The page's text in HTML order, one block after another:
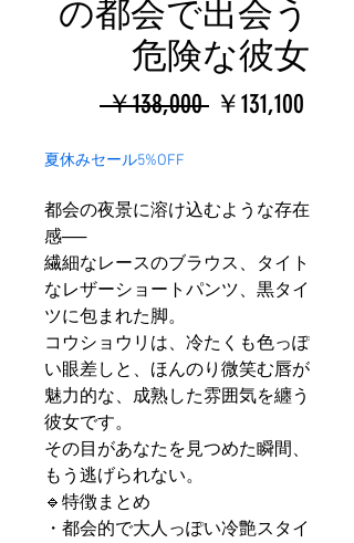
の都会で出会う
危険な彼女
￥138,000 通
格
￥131,100
価
格
夏休みセール5%OFF
都会の夜景に溶け込むような存在
感──
繊細なレースのブラウス、タイト
なレザーショートパンツ、黒タイ
ツに包まれた脚。
コウショウリは、冷たくも色っぽ
い眼差しと、ほんのり微笑む唇が
魅力的な、成熟した雰囲気を纏う
彼女です。
その目があなたを見つめた瞬間、
もう逃げられない。
🔹特徴まとめ
・都会的で大人っぽい冷艶スタイ